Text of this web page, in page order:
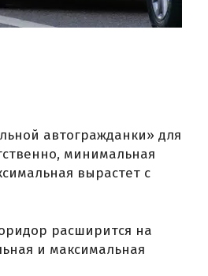
автогражданки» для
минимальная
вырастет с
расширится на
и максимальная